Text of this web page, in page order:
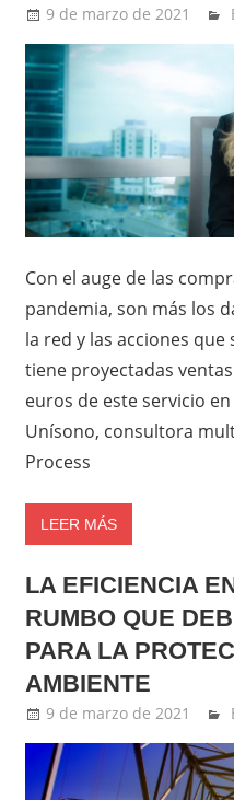
9 de marzo de 2021
Con el auge de las
pandemia, son más los
la red y las acciones
tiene proyectadas
euros de este servicio
Unísono, consultora
Process
LEER MÁS
LA EFICIENCIA
RUMBO QUE
PARA LA
AMBIENTE
9 de marzo de 2021